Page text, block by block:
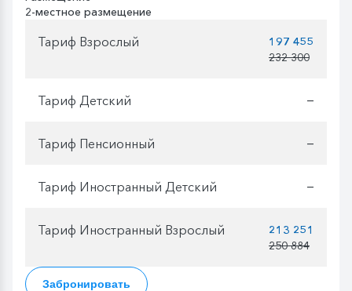
2-местное размещение
Тариф Взрослый
197 455
232 300
Тариф Детский —
Тариф Пенсионный —
Тариф Иностранный Детский —
Тариф Иностранный Взрослый
213 251
250 884
Забронировать